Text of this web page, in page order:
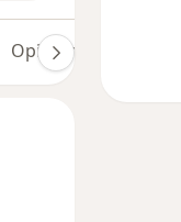
Opiniones (14)